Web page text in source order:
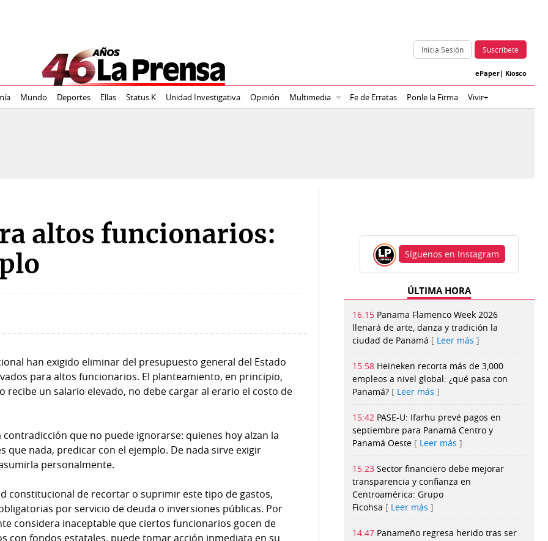
Inicia Sesión Suscríbete
ePaper| Kiosco
Mundo Deportes Ellas Status K Unidad Investigativa Opinión Multimedia Fe de Erratas Ponle la Firma Vivir+
altos funcionarios:
han exigido eliminar del presupuesto general del Estado
para altos funcionarios. El planteamiento, en principio,
recibe un salario elevado, no debe cargar al erario el costo de
que no puede ignorarse: quienes hoy alzan la
que nada, predicar con el ejemplo. De nada sirve exigir
personalmente.
constitucional de recortar o suprimir este tipo de gastos,
por servicio de deuda o inversiones públicas. Por
considera inaceptable que ciertos funcionarios gocen de
con fondos estatales, puede tomar acción inmediata en su
Síguenos en Instagram
ÚLTIMA HORA
16:15 Panama Flamenco Week 2026
llenará de arte, danza y tradición la
ciudad de Panamá
Leer más
15:58 Heineken recorta más de 3,000
empleos a nivel global: ¿qué pasa con
Panamá?
Leer más
15:42 PASE-U: Ifarhu prevé pagos en
septiembre para Panamá Centro y
Panamá Oeste
Leer más
15:23 Sector financiero debe mejorar
transparencia y confianza en
Centroamérica: Grupo
Ficohsa
Leer más
14:47 Panameño regresa herido tras ser